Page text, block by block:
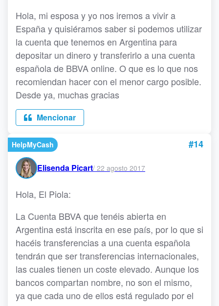
Hola, mi esposa y yo nos iremos a vivir a
España y quisiéramos saber si podemos utilizar
la cuenta que tenemos en Argentina para
depositar un dinero y transferirlo a una cuenta
española de BBVA online. O que es lo que nos
recomiendan hacer con el menor cargo posible.
Desde ya, muchas gracias
Mencionar
HelpMyCash #14
Elisenda Picart/ 22 agosto 2017
Hola, El Piola:
La Cuenta BBVA que tenéis abierta en
Argentina está inscrita en ese país, por lo que si
hacéis transferencias a una cuenta española
tendrán que ser transferencias internacionales,
las cuales tienen un coste elevado. Aunque los
bancos compartan nombre, no son el mismo,
ya que cada uno de ellos está regulado por el